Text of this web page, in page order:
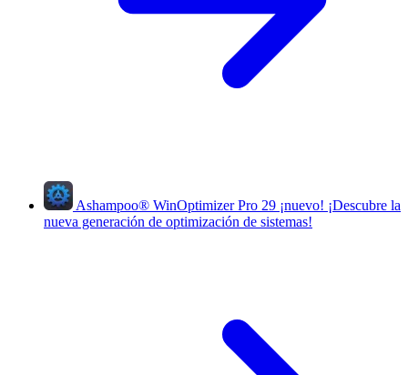
Ashampoo® WinOptimizer Pro 29 ¡nuevo! ¡Descubre la
nueva generación de optimización de sistemas!